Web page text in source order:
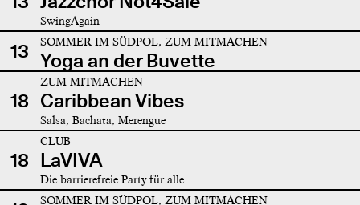
SwingAgain
13 SOMMER IM SÜDPOL, ZUM MITMACHEN
Yoga an der Buvette
18
ZUM MITMACHEN
Caribbean Vibes
Salsa, Bachata, Merengue
18
CLUB
LaVIVA
Die barrierefreie Party für alle
SOMMER IM SÜDPOL, ZUM MITMACHEN